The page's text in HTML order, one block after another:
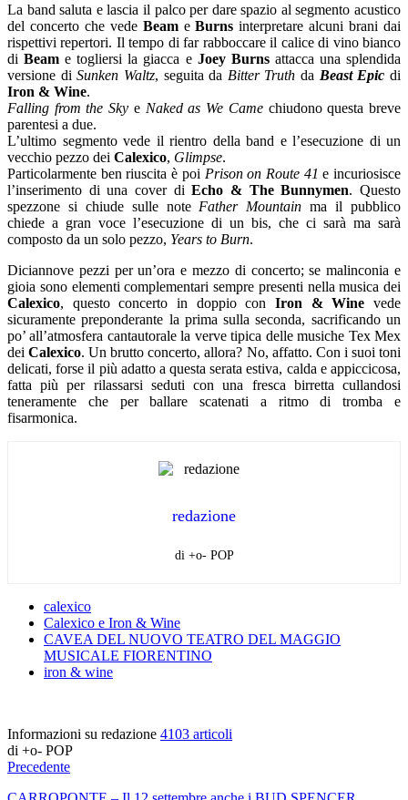
La band saluta e lascia il palco per dare spazio al segmento acustico
del concerto che vede BeameBurns interpretare alcuni brani dai
rispettivi repertori. Il tempo di far rabboccare il calice di vino bianco
diBeam e togliersi la giacca e Joey Burnsattacca una splendida
versione diSunken Waltz, seguita da Bitter Truth da Beast Epic di
Iron & Wine.
Falling from the Sky e Naked as We Camechiudono questa breve
parentesi a due.
L’ultimo segmento vede il rientro della band e l’esecuzione di un
vecchio pezzo dei Calexico, Glimpse.
Particolarmente ben riuscita è poi Prison on Route 41 e incuriosisce
l’inserimento di una cover diEcho & The Bunnymen. Questo
spezzone si chiude sulle note Father Mountain ma il pubblico
chiede a gran voce l’esecuzione di un bis, che ci sarà ma sarà
composto da un solo pezzo, Years to Burn.
Diciannove pezzi per un’ora e mezzo di concerto; se malinconia e
gioia sono elementi complementari sempre presenti nella musica dei
Calexico, questo concerto in doppio con Iron & Wine vede
sicuramente preponderante la prima sulla seconda, sacrificando un
po’ all’atmosfera cantautorale la verve tipica delle musiche Tex Mex
deiCalexico. Un brutto concerto, allora? No, affatto. Con i suoi toni
delicati, forse il più adatto a questa serata estiva, calda e appiccicosa,
fatta più per rilassarsi seduti con una fresca birretta cullandosi
teneramente che per ballare scatenati a ritmo di tromba e
fisarmonica.
redazione
di +o- POP
calexico
Calexico e Iron & Wine
CAVEA DEL NUOVO TEATRO DEL MAGGIO
MUSICALE FIORENTINO
iron & wine
Informazioni su redazione 4103 articoli
di +o- POP
Precedente